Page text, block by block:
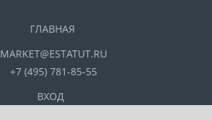
ГЛАВНАЯ
MARKET@ESTATUT.RU
+7 (495) 781-85-55
ВХОД